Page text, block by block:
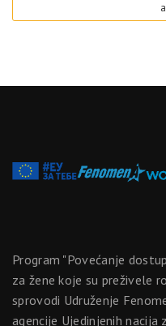
Program "Povećanje
za žene koje su preživele
sprovodi Udruženje
agencije Ujedinjenih